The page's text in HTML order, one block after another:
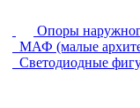
Опоры
МАФ (малые
Светодиодные